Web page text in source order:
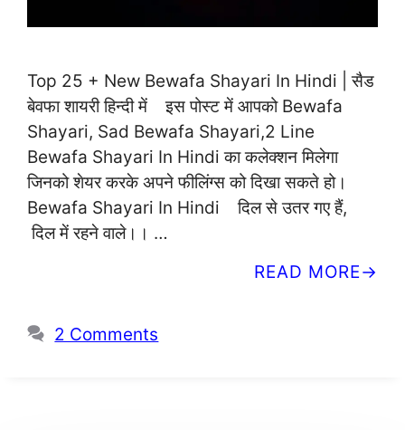
Top 25 + New Bewafa Shayari In Hindi | सैड
बेवफा शायरी हिन्दी में इस पोस्ट में आपको Bewafa
Shayari, Sad Bewafa Shayari,2 Line
Bewafa Shayari In Hindi का कलेक्शन मिलेगा
जिनको शेयर करके अपने फीलिंग्स को दिखा सकते हो।
Bewafa Shayari In Hindi दिल से उतर गए हैं,
दिल में रहने वाले।। …
READ MORE
2 Comments